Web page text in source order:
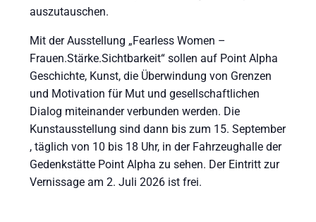
auszutauschen.
Mit der Ausstellung „Fearless Women –
Frauen.Stärke.Sichtbarkeit“ sollen auf Point Alpha
Geschichte, Kunst, die Überwindung von Grenzen
und Motivation für Mut und gesellschaftlichen
Dialog miteinander verbunden werden. Die
Kunstausstellung sind dann bis zum 15. September
, täglich von 10 bis 18 Uhr, in der Fahrzeughalle der
Gedenkstätte Point Alpha zu sehen. Der Eintritt zur
Vernissage am 2. Juli 2026 ist frei.